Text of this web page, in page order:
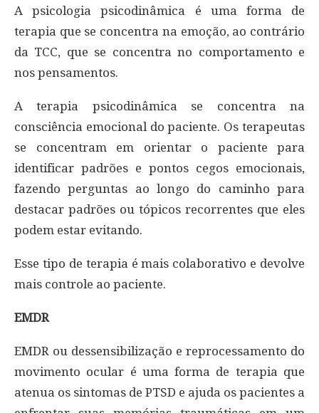
A psicologia psicodinâmica é uma forma de
terapia que se concentra na emoção, ao contrário
da TCC, que se concentra no comportamento e
nos pensamentos.
A terapia psicodinâmica se concentra na
consciência emocional do paciente. Os terapeutas
se concentram em orientar o paciente para
identificar padrões e pontos cegos emocionais,
fazendo perguntas ao longo do caminho para
destacar padrões ou tópicos recorrentes que eles
podem estar evitando.
Esse tipo de terapia é mais colaborativo e devolve
mais controle ao paciente.
EMDR
EMDR ou dessensibilização e reprocessamento do
movimento ocular é uma forma de terapia que
atenua os sintomas de PTSD e ajuda os pacientes a